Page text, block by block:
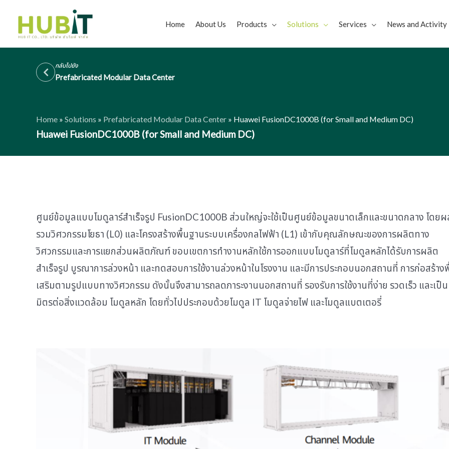
content
Home About Us Products Solutions Services News and Activity
กลับไปยัง
Prefabricated Modular Data Center
Home » Solutions » Prefabricated Modular Data Center » Huawei FusionDC1000B (for Small and Medium DC)
Huawei FusionDC1000B (for Small and Medium DC)
ศูนย์ข้อมูลแบบโมดูลาร์สำเร็จรูป FusionDC1000B ส่วนใหญ่จะใช้เป็นศูนย์ข้อมูลขนาดเล็กและขนาดกลาง โดย
รวมวิศวกรรมโยธา (L0) และโครงสร้างพื้นฐานระบบเครื่องกลไฟฟ้า (L1) เข้ากับคุณลักษณะของการผลิตทาง
วิศวกรรมและการแยกส่วนผลิตภัณฑ์ ขอบเขตการทำงานหลักใช้การออกแบบโมดูลาร์ที่โมดูลหลักได้รับการผลิต
สำเร็จรูป บูรณาการล่วงหน้า และทดสอบการใช้งานล่วงหน้าในโรงงาน และมีการประกอบนอกสถานที่ การก่อสร้า
เสริมตามรูปแบบทางวิศวกรรม ดังนั้นจึงสามารถลดภาระงานนอกสถานที่ รองรับการใช้งานที่ง่าย รวดเร็ว และเป็น
มิตรต่อสิ่งแวดล้อม โมดูลหลัก โดยทั่วไปประกอบด้วยโมดูล IT โมดูลจ่ายไฟ และโมดูลแบตเตอรี่